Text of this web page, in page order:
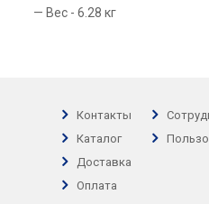
Вес - 6.28 кг
Контакты
Каталог
Доставка
Оплата